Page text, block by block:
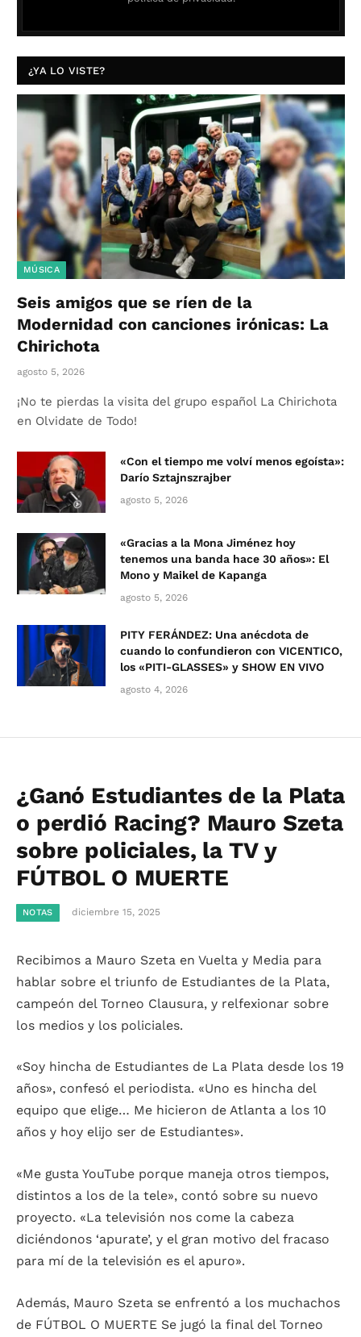
¿YA LO VISTE?
MÚSICA
Seis amigos que se ríen de la
Modernidad con canciones irónicas: La
Chirichota
agosto 5, 2026
¡No te pierdas la visita del grupo español La Chirichota
en Olvidate de Todo!
«Con el tiempo me volví menos egoísta»:
Darío Sztajnszrajber
agosto 5, 2026
«Gracias a la Mona Jiménez hoy
tenemos una banda hace 30 años»: El
Mono y Maikel de Kapanga
agosto 5, 2026
PITY FERÁNDEZ: Una anécdota de
cuando lo confundieron con VICENTICO,
los «PITI-GLASSES» y SHOW EN VIVO
agosto 4, 2026
¿Ganó Estudiantes de la Plata
o perdió Racing? Mauro Szeta
sobre policiales, la TV y
FÚTBOL O MUERTE
NOTAS diciembre 15, 2025
Recibimos a Mauro Szeta en Vuelta y Media para
hablar sobre el triunfo de Estudiantes de la Plata,
campeón del Torneo Clausura, y relfexionar sobre
los medios y los policiales.
«Soy hincha de Estudiantes de La Plata desde los 19
años», confesó el periodista. «Uno es hincha del
equipo que elige… Me hicieron de Atlanta a los 10
años y hoy elijo ser de Estudiantes».
«Me gusta YouTube porque maneja otros tiempos,
distintos a los de la tele», contó sobre su nuevo
proyecto. «La televisión nos come la cabeza
diciéndonos ‘apurate’, y el gran motivo del fracaso
para mí de la televisión es el apuro».
Además, Mauro Szeta se enfrentó a los muchachos
de FÚTBOL O MUERTE Se jugó la final del Torneo